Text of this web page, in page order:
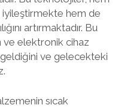
hem de
artırmaktadır. Bu
ve elektronik cihaz
geldiğini ve gelecekteki
sıcak